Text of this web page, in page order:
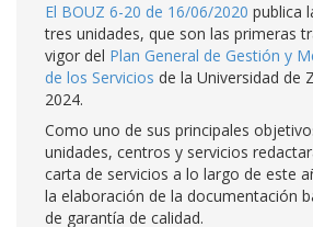
El BOUZ 6-20 de 16/06/2020 publica
tres unidades, que son las primeras
vigor del Plan General de Gestión y
de los Servicios de la Universidad de
2024.
Como uno de sus principales
unidades, centros y servicios
carta de servicios a lo largo de este
la elaboración de la documentación
de garantía de calidad.